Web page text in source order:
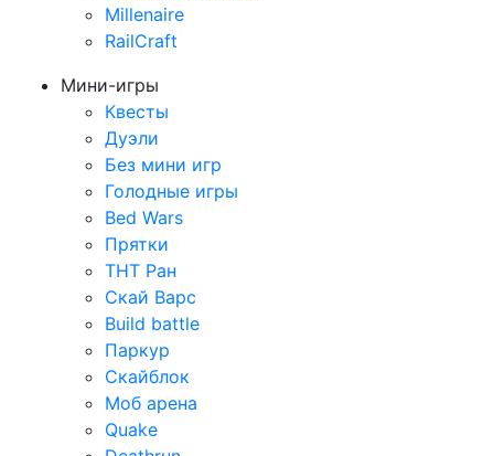
Millenaire
RailCraft
Мини-игры
Квесты
Дуэли
Без мини игр
Голодные игры
Bed Wars
Прятки
ТНТ Ран
Скай Варс
Build battle
Паркур
Скайблок
Моб арена
Quake